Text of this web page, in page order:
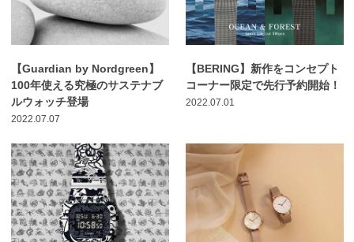
【Guardian by Nordgreen】
100年使える究極のサステナブ
ルウォッチ登場
2022.07.07
【BERING】新作をコンセプト
コーナー限定で先行予約開始！
2022.07.01